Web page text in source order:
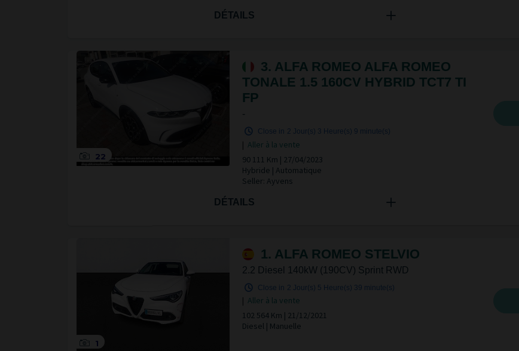
DÉTAILS
22
3. ALFA ROMEO ALFA ROMEO
TONALE 1.5 160CV HYBRID TCT7 TI
FP
-
Close in 2 Jour(s) 3 Heure(s) 9 minute(s)
| Aller à la vente
90 111 Km | 27/04/2023
Hybride | Automatique
Seller: Ayvens
DÉTAILS
1
1. ALFA ROMEO STELVIO
2.2 Diesel 140kW (190CV) Sprint RWD
Close in 2 Jour(s) 5 Heure(s) 39 minute(s)
| Aller à la vente
102 564 Km | 21/12/2021
Diesel | Manuelle